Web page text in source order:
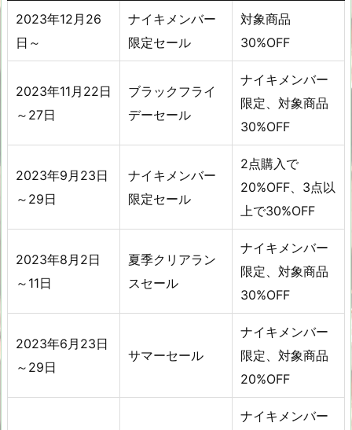
2023年12月26
日～
ナイキメンバー
限定セール
対象商品
30%OFF
2023年11月22日
～27日
ブラックフライ
デーセール
ナイキメンバー
限定、対象商品
30%OFF
2023年9月23日
～29日
ナイキメンバー
限定セール
2点購入で
20%OFF、3点以
上で30%OFF
2023年8月2日
～11日
夏季クリアラン
スセール
ナイキメンバー
限定、対象商品
30%OFF
2023年6月23日
～29日
サマーセール
ナイキメンバー
限定、対象商品
20%OFF
ナイキメンバー